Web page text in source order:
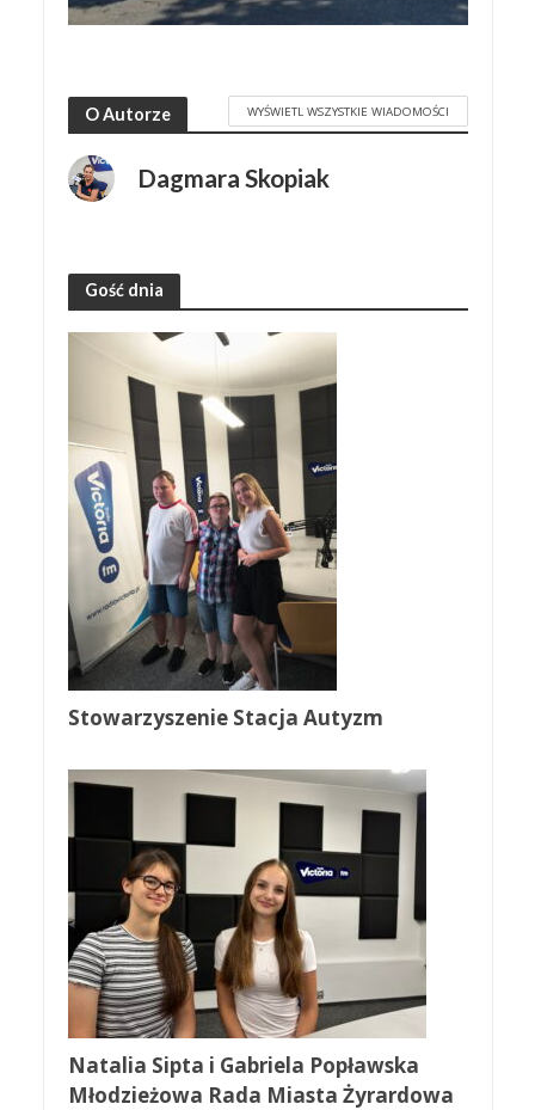
O Autorze WYŚWIETL WSZYSTKIE WIADOMOŚCI
Dagmara Skopiak
Gość dnia
Stowarzyszenie Stacja Autyzm
Natalia Sipta i Gabriela Popławska
Młodzieżowa Rada Miasta Żyrardowa